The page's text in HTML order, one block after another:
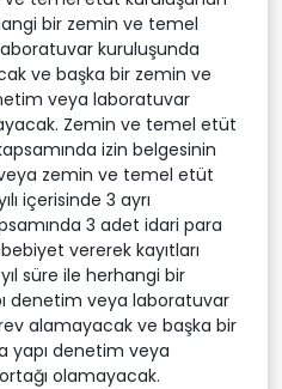
bir zemin ve temel
kuruluşunda
ve başka bir zemin ve
veya laboratuvar
Zemin ve temel etüt
izin belgesinin
zemin ve temel etüt
içerisinde 3 ayrı
3 adet idari para
vererek kayıtları
süre ile herhangi bir
denetim veya laboratuvar
alamayacak ve başka bir
yapı denetim veya
olamayacak.